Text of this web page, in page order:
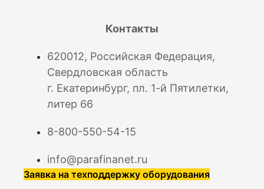
Контакты
620012, Российская Федерация,
Свердловская область
г. Екатеринбург, пл. 1-й Пятилетки,
литер 66
8-800-550-54-15
info@parafinanet.ru
Заявка на техподдержку оборудования